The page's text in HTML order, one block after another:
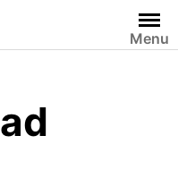
Menu